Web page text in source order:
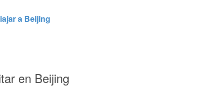
a Beijing
en Beijing